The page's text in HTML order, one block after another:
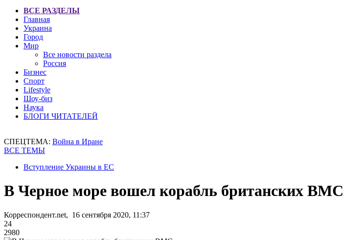
ВСЕ РАЗДЕЛЫ
Главная
Украина
Город
Мир
Все новости раздела
Россия
Бизнес
Спорт
Lifestyle
Шоу-биз
Наука
БЛОГИ ЧИТАТЕЛЕЙ
СПЕЦТЕМА: Война в Иране
ВСЕ ТЕМЫ
Вступление Украины в ЕС
В Черное море вошел корабль британских ВМС
Корреспондент.net, 16 сентября 2020, 11:37
24
2980